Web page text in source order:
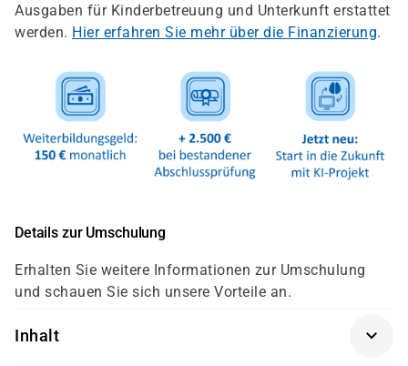
Ausgaben für Kinderbetreuung und Unterkunft erstattet
werden. Hier erfahren Sie mehr über die Finanzierung.
Details zur Umschulung
Erhalten Sie weitere Informationen zur Umschulung
und schauen Sie sich unsere Vorteile an.
Inhalt